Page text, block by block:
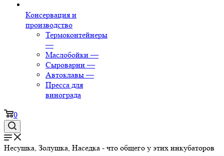
Консервация и
производство
Термоконтейнеры
—
Маслобойки —
Сыроварни —
Автоклавы —
Пресса для
винограда
0
Несушка, Золушка, Наседка - что общего у этих инкубаторов